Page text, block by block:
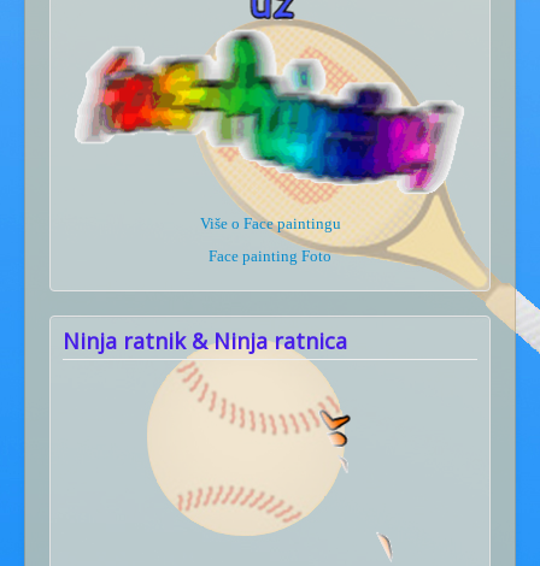
Više o Face paintingu
Face painting Foto
Ninja ratnik & Ninja ratnica